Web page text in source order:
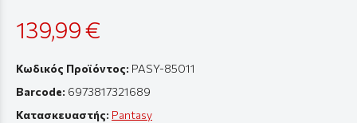
139,99 €
Κωδικός Προϊόντος: PASY-85011
Barcode: 6973817321689
Κατασκευαστής: Pantasy